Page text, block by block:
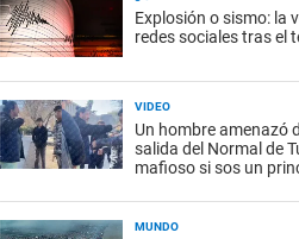
Explosión o sismo: la
redes sociales tras el
VIDEO
Un hombre amenazó
salida del Normal de
mafioso si sos un
MUNDO